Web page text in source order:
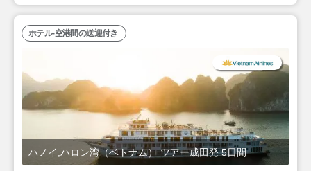
ハノイ,ハロン湾（ベトナム） ツアー成田発 5日間
ホテル-空港間の送迎付き